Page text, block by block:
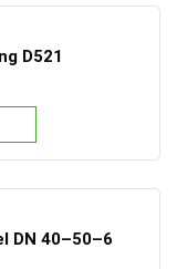
D521
DN 40–50–6